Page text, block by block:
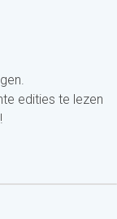
edities te lezen